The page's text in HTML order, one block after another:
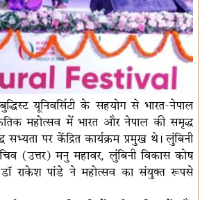
यूनिवर्सिटी के सहयोग से भारत-नेपाल
महोत्सव में भारत और नेपाल की समृद्ध
पर केंद्रित कार्यक्रम प्रमुख थे। लुंबिनी
(उत्तर) मनु महावर, लुंबिनी विकास कोष
डॉ राकेश पांडे ने महोत्सव का संयुक्त रूपसे